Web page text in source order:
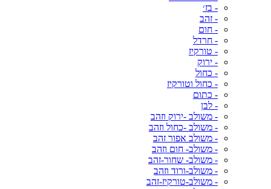
- בז׳
- זהב
- חום
- חרדל
- טורקיז
- ירוק
- כחול
- כחול וטורקיז
- כתום
- לבן
- משולב -ירוק וזהב
- משולב -כחול וזהב
- משולב אפור זהב
- משולב- חום וזהב
- משולב- שחור-זהב
- משולב-ורוד וזהב
- משולב-טורקיז-זהב